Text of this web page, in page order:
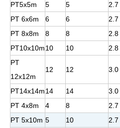
PT5x5m
5 5 2.7
PT 6x6m
6 6 2.7
PT 8x8m
8 8 2.8
PT10x10m10 10 2.8
PT
12x12m
12 12 3.0
PT14x14m14 14 3.0
PT 4x8m
4 8 2.7
PT 5x10m 5 10 2.7